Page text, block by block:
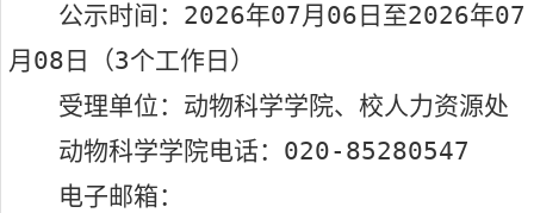
公示时间： 2026年07月 06 日至2026年07
月 08 日（3个工作日）
受理单位：动物科学学院、校人力资源处
动物科学学院电话： 020-85280547
电子邮箱：